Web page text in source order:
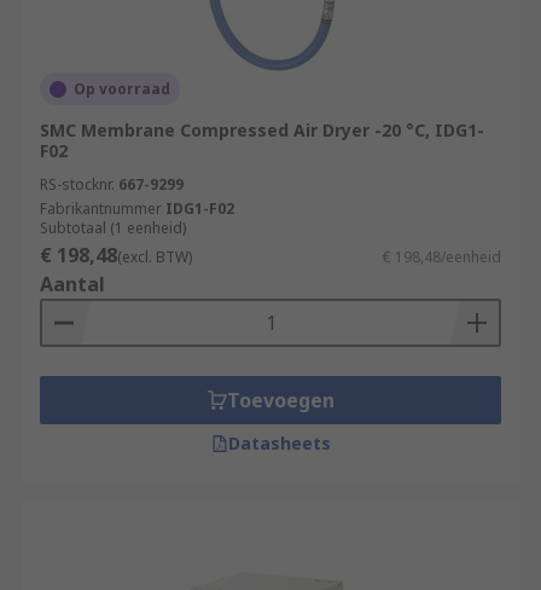
Op voorraad
SMC Membrane Compressed Air Dryer -20 °C, IDG1-
F02
RS-stocknr. 667-9299
Fabrikantnummer IDG1-F02
Subtotaal (1 eenheid)
€ 198,48(excl. BTW) € 198,48/eenheid
Aantal
Toevoegen
Datasheets